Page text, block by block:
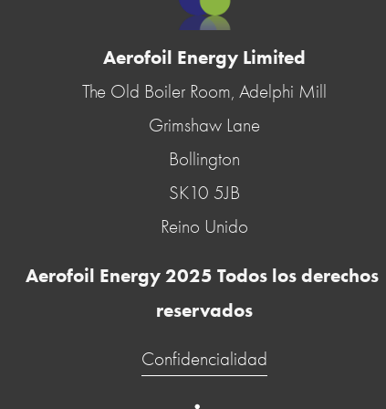
Aerofoil Energy Limited
The Old Boiler Room, Adelphi Mill
Grimshaw Lane
Bollington
SK10 5JB
Reino Unido
Aerofoil Energy 2025 Todos los derechos
reservados
Confidencialidad